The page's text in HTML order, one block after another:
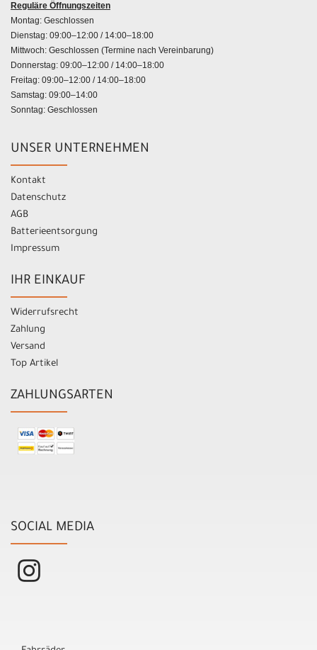
Reguläre Öffnungszeiten
Montag: Geschlossen
Dienstag: 09:00–12:00 / 14:00–18:00
Mittwoch: Geschlossen (Termine nach Vereinbarung)
Donnerstag: 09:00–12:00 / 14:00–18:00
Freitag: 09:00–12:00 / 14:00–18:00
Samstag: 09:00–14:00
Sonntag: Geschlossen
UNSER UNTERNEHMEN
Kontakt
Datenschutz
AGB
Batterieentsorgung
Impressum
IHR EINKAUF
Widerrufsrecht
Zahlung
Versand
Top Artikel
ZAHLUNGSARTEN
SOCIAL MEDIA